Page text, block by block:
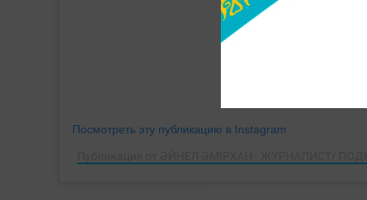
Посмотреть эту публикацию в Instagram